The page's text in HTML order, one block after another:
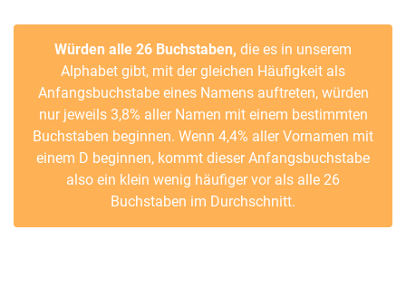
Würden alle 26 Buchstaben, die es in unserem
Alphabet gibt, mit der gleichen Häufigkeit als
Anfangsbuchstabe eines Namens auftreten, würden
nur jeweils 3,8% aller Namen mit einem bestimmten
Buchstaben beginnen. Wenn 4,4% aller Vornamen mit
einem D beginnen, kommt dieser Anfangsbuchstabe
also ein klein wenig häufiger vor als alle 26
Buchstaben im Durchschnitt.